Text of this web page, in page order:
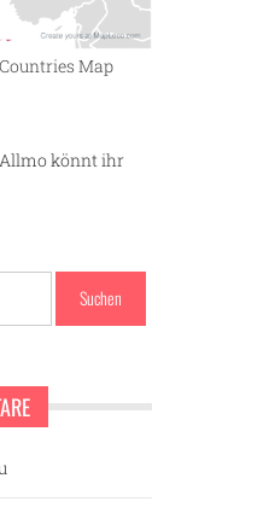
Map
könnt ihr